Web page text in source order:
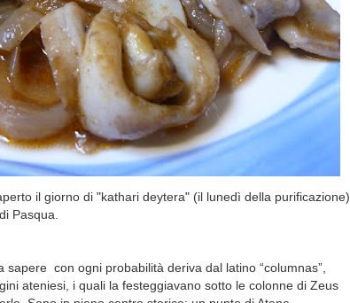
il giorno di "kathari deytera" (il lunedì della purificazione)
Pasqua.
sapere con ogni probabilità deriva dal latino “columnas”,
ateniesi, i quali la festeggiavano sotto le colonne di Zeus